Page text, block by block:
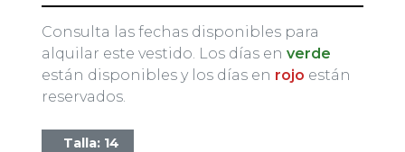
Consulta las fechas disponibles para
alquilar este vestido. Los días en verde
están disponibles y los días en rojo están
reservados.
Talla: 14